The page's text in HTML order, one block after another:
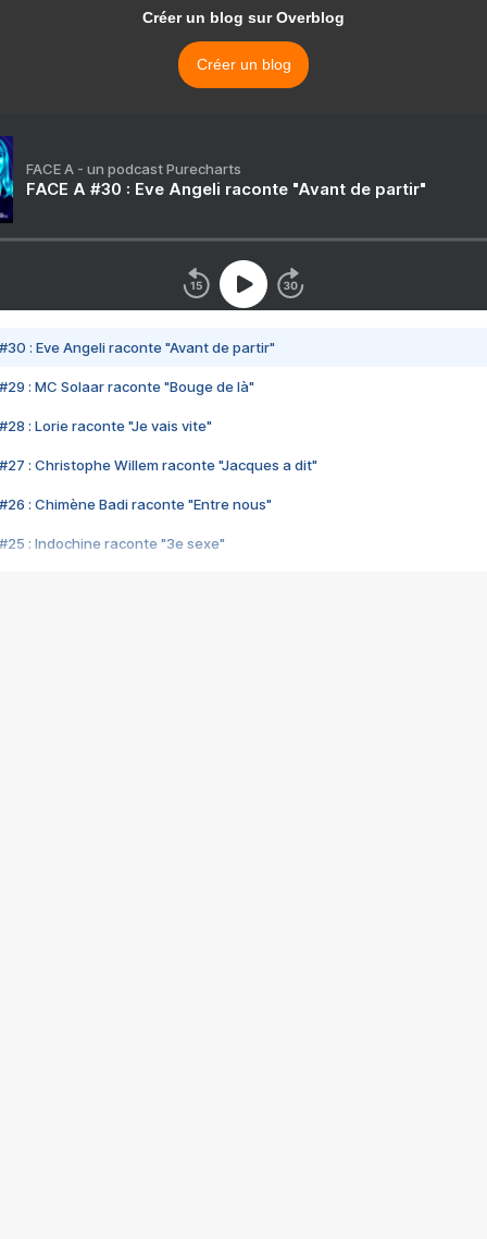
Créer un blog sur Overblog
Créer un blog
FACE A - un podcast Purecharts
FACE A #30 : Eve Angeli raconte "Avant de partir"
#30 : Eve Angeli raconte "Avant de partir"
#29 : MC Solaar raconte "Bouge de là"
#28 : Lorie raconte "Je vais vite"
#27 : Christophe Willem raconte "Jacques a dit"
#26 : Chimène Badi raconte "Entre nous"
#25 : Indochine raconte "3e sexe"